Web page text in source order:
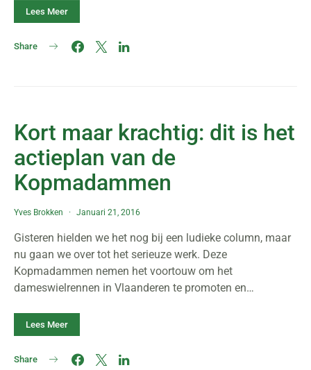
Lees Meer
Share
Kort maar krachtig: dit is het
actieplan van de
Kopmadammen
Yves Brokken Januari 21, 2016
Gisteren hielden we het nog bij een ludieke column, maar
nu gaan we over tot het serieuze werk. Deze
Kopmadammen nemen het voortouw om het
dameswielrennen in Vlaanderen te promoten en…
Lees Meer
Share